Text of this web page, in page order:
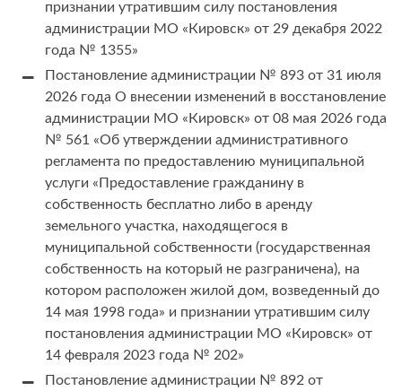
признании утратившим силу постановления
администрации МО «Кировск» от 29 декабря 2022
года № 1355»
Постановление администрации № 893 от 31 июля
2026 года О внесении изменений в восстановление
администрации МО «Кировск» от 08 мая 2026 года
№ 561 «Об утверждении административного
регламента по предоставлению муниципальной
услуги «Предоставление гражданину в
собственность бесплатно либо в аренду
земельного участка, находящегося в
муниципальной собственности (государственная
собственность на который не разграничена), на
котором расположен жилой дом, возведенный до
14 мая 1998 года» и признании утратившим силу
постановления администрации МО «Кировск» от
14 февраля 2023 года № 202»
Постановление администрации № 892 от